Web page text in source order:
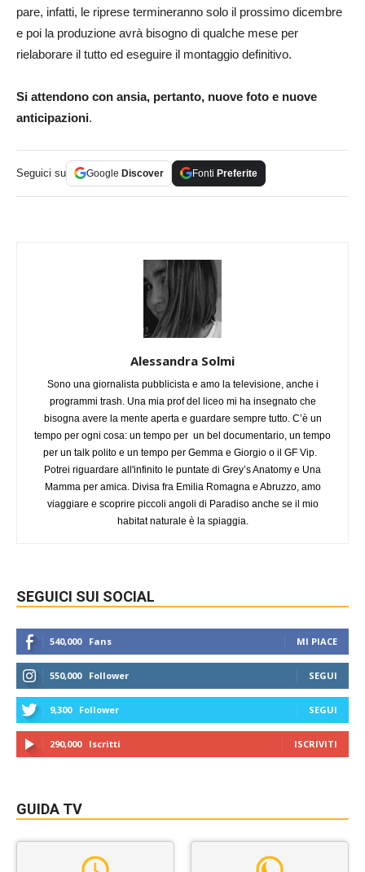
pare, infatti, le riprese termineranno solo il prossimo dicembre
e poi la produzione avrà bisogno di qualche mese per
rielaborare il tutto ed eseguire il montaggio definitivo.
Si attendono con ansia, pertanto, nuove foto e nuove
anticipazioni.
Seguici su Google Discover Fonti Preferite
Alessandra Solmi
Sono una giornalista pubblicista e amo la televisione, anche i
programmi trash. Una mia prof del liceo mi ha insegnato che
bisogna avere la mente aperta e guardare sempre tutto. C’è un
tempo per ogni cosa: un tempo per un bel documentario, un tempo
per un talk polito e un tempo per Gemma e Giorgio o il GF Vip.
Potrei riguardare all'infinito le puntate di Grey’s Anatomy e Una
Mamma per amica. Divisa fra Emilia Romagna e Abruzzo, amo
viaggiare e scoprire piccoli angoli di Paradiso anche se il mio
habitat naturale è la spiaggia.
SEGUICI SUI SOCIAL
540,000 Fans MI PIACE
550,000 Follower SEGUI
9,300 Follower SEGUI
290,000 Iscritti ISCRIVITI
GUIDA TV